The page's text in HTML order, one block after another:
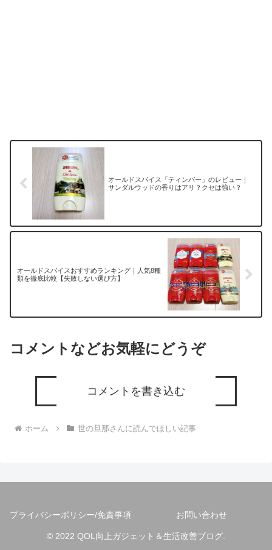
オールドスパイス「ティンバー」のレビュー｜
サンダルウッドの香りはアリ？クセは強い？
オールドスパイスおすすめランキング｜人気8種
類を徹底比較【失敗しない選び方】
コメントなどお気軽にどうぞ
コメントを書き込む
ホーム 世の旦那さんに読んでほしい記事
プライバシーポリシー/免責事項 お問い合わせ
© 2022 QOL向上ガジェット＆生活改善ブログ.